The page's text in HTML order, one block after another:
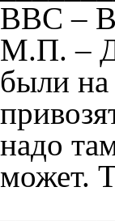
ВВС – В
М.П. –
были
надо
может.